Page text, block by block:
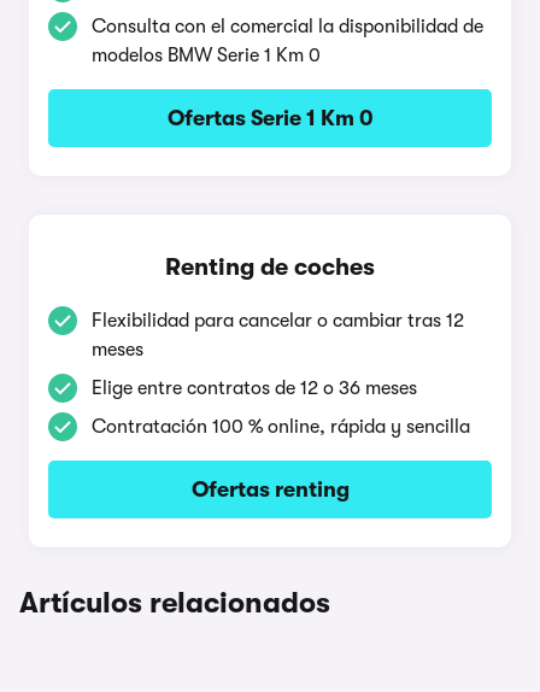
Consulta con el comercial la disponibilidad de
modelos BMW Serie 1 Km 0
Ofertas Serie 1 Km 0
Renting de coches
Flexibilidad para cancelar o cambiar tras 12
meses
Elige entre contratos de 12 o 36 meses
Contratación 100 % online, rápida y sencilla
Ofertas renting
Artículos relacionados